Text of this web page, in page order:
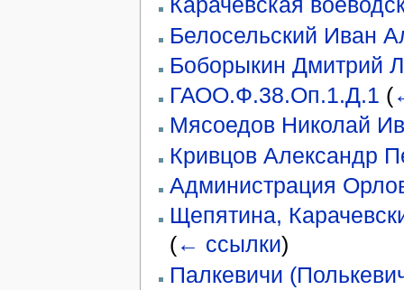
Карачевская
Белосельский Иван
Боборыкин Дмитрий
ГАОО.Ф.38.Оп.1.Д.1 (
Мясоедов Николай
Кривцов Александр
Администрация
Щепятина,
(← ссылки)
Палкевичи